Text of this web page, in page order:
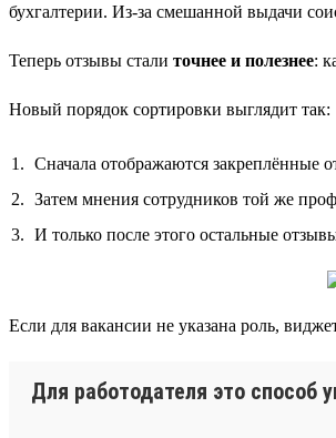
бухгалтерии. Из-за смешанной выдачи
Теперь отзывы стали точнее и полезнее:
Новый порядок сортировки выглядит так:
Сначала отображаются закреплённые
Затем мнения сотрудников той же
И только после этого остальные
Если для вакансии не указана роль,
Для работодателя это способ